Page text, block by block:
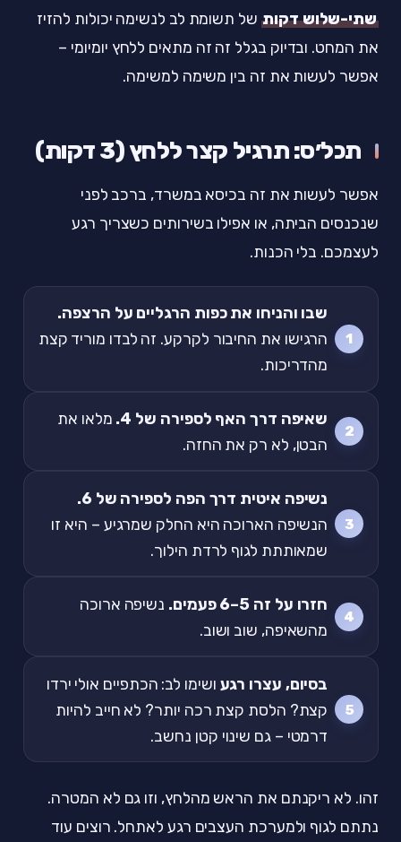
שתי-שלוש דקות של תשומת לב לנשימה יכולות להזיז
את המחט. ובדיוק בגלל זה זה מתאים ללחץ יומיומי –
אפשר לעשות את זה בין משימה למשימה.
תכל׳ס: תרגיל קצר ללחץ (3 דקות)
אפשר לעשות את זה בכיסא במשרד, ברכב לפני
שנכנסים הביתה, או אפילו בשירותים כשצריך רגע
לעצמכם. בלי הכנות.
שבו והניחו את כפות הרגליים על הרצפה.
הרגישו את החיבור לקרקע. זה לבדו מוריד קצת
מהדריכות.
שאיפה דרך האף לספירה של 4.
מלאו את
הבטן, לא רק את החזה.
נשיפה איטית דרך הפה לספירה של 6.
הנשיפה הארוכה היא החלק שמרגיע – היא זו
שמאותתת לגוף לרדת הילוך.
חזרו על זה 5–6 פעמים.
נשיפה ארוכה
מהשאיפה, שוב ושוב.
בסיום, עצרו רגע ושימו לב: הכתפיים אולי ירדו
קצת? הלסת קצת רכה יותר? לא חייב להיות
דרמטי – גם שינוי קטן נחשב.
זהו. לא ריקנתם את הראש מהלחץ, וזו גם לא המטרה.
נתתם לגוף ולמערכת העצבים רגע לאתחל. רוצים עוד